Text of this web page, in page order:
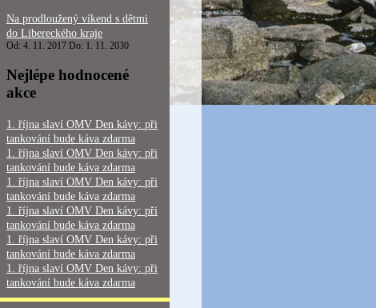
Na prodloužený víkend s dětmi
do Libereckého kraje
Od: 4. 11. 2017 Do: 1. 11. 2030
Nejlépe hodnocené
akce
1. října slaví OMV Den kávy: při
tankování bude káva zdarma
1. října slaví OMV Den kávy: při
tankování bude káva zdarma
1. října slaví OMV Den kávy: při
tankování bude káva zdarma
1. října slaví OMV Den kávy: při
tankování bude káva zdarma
1. října slaví OMV Den kávy: při
tankování bude káva zdarma
1. října slaví OMV Den kávy: při
tankování bude káva zdarma